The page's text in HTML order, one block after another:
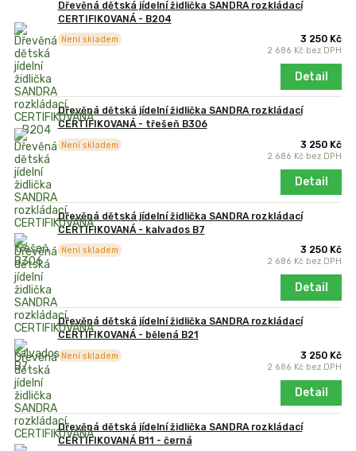
Dřevěná dětská jídelní židlička SANDRA rozkládací
CERTIFIKOVANÁ - B204
3 250 Kč
2 686 Kč bez DPH
Není skladem
Detail
Dřevěná dětská jídelní židlička SANDRA rozkládací
CERTIFIKOVANÁ - třešeň B306
3 250 Kč
2 686 Kč bez DPH
Není skladem
Detail
Dřevěná dětská jídelní židlička SANDRA rozkládací
CERTIFIKOVANÁ - kalvados B7
3 250 Kč
2 686 Kč bez DPH
Není skladem
Detail
Dřevěná dětská jídelní židlička SANDRA rozkládací
CERTIFIKOVANÁ - bělená B21
3 250 Kč
2 686 Kč bez DPH
Není skladem
Detail
Dřevěná dětská jídelní židlička SANDRA rozkládací
CERTIFIKOVANÁ B11 - černá